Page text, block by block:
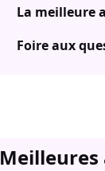
La meilleure
Foire aux
Meilleures